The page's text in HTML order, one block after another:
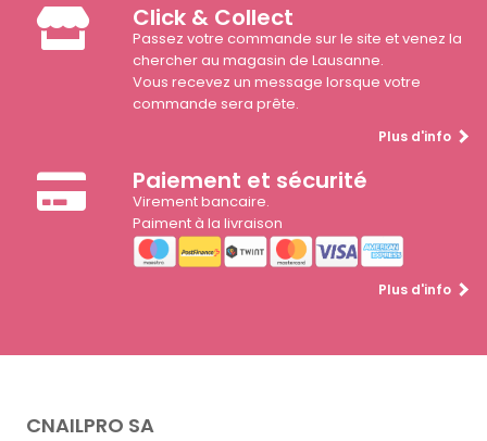
Click & Collect
Passez votre commande sur le site et venez la
chercher au magasin de Lausanne.
Vous recevez un message lorsque votre
commande sera prête.
Plus d'info
Paiement et sécurité
Virement bancaire.
Paiment à la livraison
Plus d'info
CNAILPRO SA